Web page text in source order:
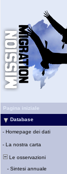
Pagina iniziale
Database
- Homepage dei dati
- La nostra carta
Le osservazioni
- Sintesi annuale